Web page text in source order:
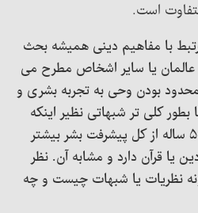
است.
با مفاهیم دینی همیشه بحث
یا سایر اشخاص مطرح می
بودن وحی به تجربه بشری و
بطور کلی تر شبهاتی نظیر اینکه
وقتی پیشرفت علم در این ۵۰ ساله از کل پیشرفت بشر بیشتر
یا قرآن دارد و مشابه آن. نظر
نظریات یا شبهات چیست و چه